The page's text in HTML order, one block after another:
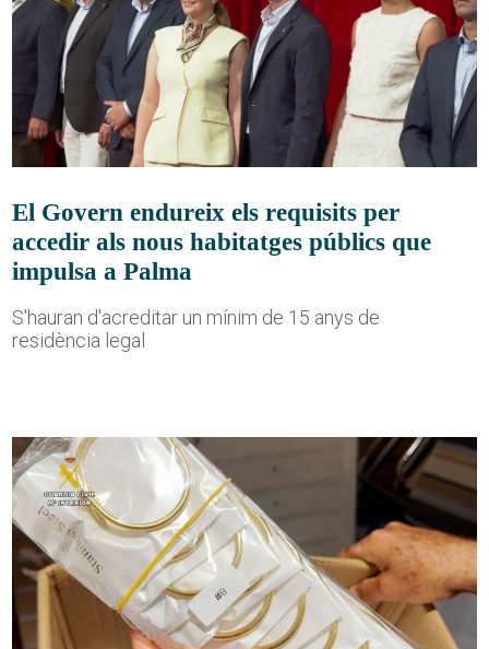
El Govern endureix els requisits per
accedir als nous habitatges públics que
impulsa a Palma
S'hauran d'acreditar un mínim de 15 anys de
residència legal